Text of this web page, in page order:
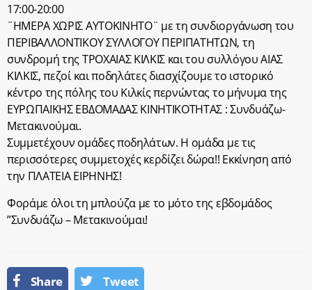
17:00-20:00
¨ΗΜΕΡΑ ΧΩΡΙΣ ΑΥΤΟΚΙΝΗΤΟ¨ με τη συνδιοργάνωση του
ΠΕΡΙΒΑΛΛΟΝΤΙΚΟΥ ΣΥΛΛΟΓΟΥ ΠΕΡΙΠΑΤΗΤΩΝ, τη
συνδρομή της ΤΡΟΧΑΙΑΣ ΚΙΛΚΙΣ και του συλλόγου ΑΙΑΣ
ΚΙΛΚΙΣ, πεζοί και ποδηλάτες διασχίζουμε το ιστορικό
κέντρο της πόλης του Κιλκίς περνώντας το μήνυμα της
ΕΥΡΩΠΑΙΚΗΣ ΕΒΔΟΜΑΔΑΣ ΚΙΝΗΤΙΚΟΤΗΤΑΣ : Συνδυάζω-
Μετακινούμαι.
Συμμετέχουν ομάδες ποδηλάτων. Η ομάδα με τις
περισσότερες συμμετοχές κερδίζει δώρα!! Εκκίνηση από
την ΠΛΑΤΕΙΑ ΕΙΡΗΝΗΣ!
Φοράμε όλοι τη μπλούζα με το μότο της εβδομάδος
”Συνδυάζω – Μετακινούμαι!
Share Tweet